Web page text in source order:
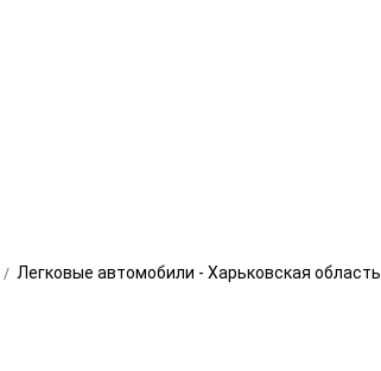
Легковые автомобили - Харьковская область